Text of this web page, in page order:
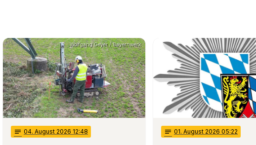
Wolfgang Geyer / Bayernwerk
notes 04. August 2026 12:48 notes 01. August 2026 05:22